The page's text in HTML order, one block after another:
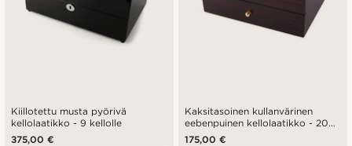
Kiillotettu musta pyörivä
kellolaatikko - 9 kellolle
375,00 €
Kaksitasoinen kullanvärinen
eebenpuinen kellolaatikko - 20
kellolle
175,00 €